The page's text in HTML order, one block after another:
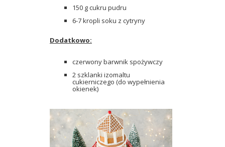
150 g cukru pudru
6-7 kropli soku z cytryny
Dodatkowo:
czerwony barwnik spożywczy
2 szklanki izomaltu
cukierniczego (do wypełnienia
okienek)